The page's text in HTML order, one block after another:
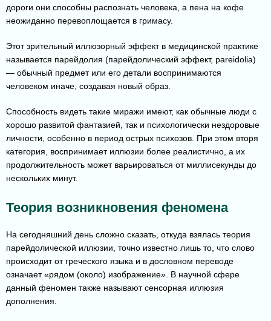
дороги они способны распознать человека, а пена на кофе
неожиданно перевоплощается в гримасу.
Этот зрительный иллюзорный эффект в медицинской практике
называется парейдолия (парейдолический эффект, pareidolia)
— обычный предмет или его детали воспринимаются
человеком иначе, создавая новый образ.
Способность видеть такие миражи имеют, как обычные люди с
хорошо развитой фантазией, так и психологически нездоровые
личности, особенно в период острых психозов. При этом вторя
категория, воспринимает иллюзии более реалистично, а их
продолжительность может варьироваться от миллисекунды до
нескольких минут.
Теория возникновения феномена
На сегодняшний день сложно сказать, откуда взялась теория
парейдолической иллюзии, точно известно лишь то, что слово
происходит от греческого языка и в дословном переводе
означает «рядом (около) изображение». В научной сфере
данный феномен также называют сенсорная иллюзия
дополнения.